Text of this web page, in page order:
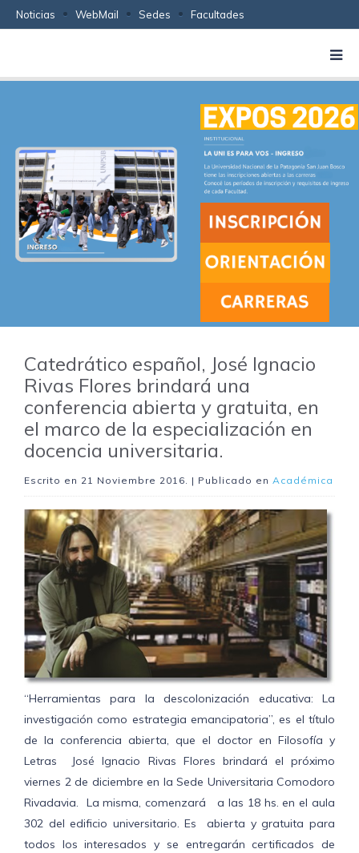
Noticias WebMail Sedes Facultades
Catedrático español, José Ignacio
Rivas Flores brindará una
conferencia abierta y gratuita, en
el marco de la especialización en
docencia universitaria.
Escrito en 21 Noviembre 2016. | Publicado en Académica
“Herramientas para la descolonización educativa: La
investigación como estrategia emancipatoria”, es el título
de la conferencia abierta, que el doctor en Filosofía y
Letras José Ignacio Rivas Flores brindará el próximo
viernes 2 de diciembre en la Sede Universitaria Comodoro
Rivadavia. La misma, comenzará a las 18 hs. en el aula
302 del edificio universitario. Es abierta y gratuita para
todos los interesados y se entregarán certificados de